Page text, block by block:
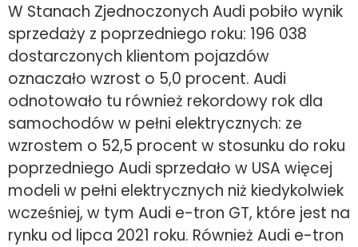
W Stanach Zjednoczonych Audi pobiło wynik
sprzedaży z poprzedniego roku: 196 038
dostarczonych klientom pojazdów
oznaczało wzrost o 5,0 procent. Audi
odnotowało tu również rekordowy rok dla
samochodów w pełni elektrycznych: ze
wzrostem o 52,5 procent w stosunku do roku
poprzedniego Audi sprzedało w USA więcej
modeli w pełni elektrycznych niż kiedykolwiek
wcześniej, w tym Audi e-tron GT, które jest na
rynku od lipca 2021 roku. Również Audi e-tron